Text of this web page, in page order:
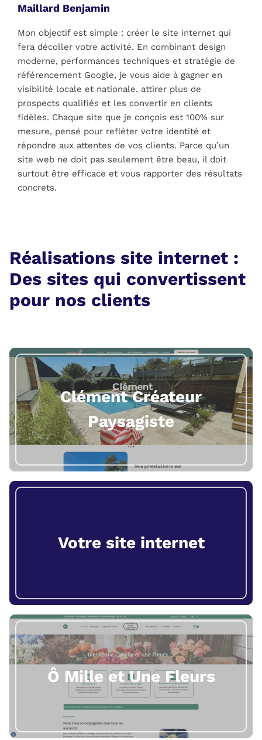
Maillard Benjamin
Mon objectif est simple : créer le site internet qui
fera décoller votre activité. En combinant design
moderne, performances techniques et stratégie de
référencement Google, je vous aide à gagner en
visibilité locale et nationale, attirer plus de
prospects qualifiés et les convertir en clients
fidèles. Chaque site que je conçois est 100% sur
mesure, pensé pour refléter votre identité et
répondre aux attentes de vos clients. Parce qu’un
site web ne doit pas seulement être beau, il doit
surtout être efficace et vous rapporter des résultats
concrets.
Réalisations site internet :
Des sites qui convertissent
pour nos clients
Clément Créateur
Paysagiste
Votre site internet
Ô Mille et Une Fleurs